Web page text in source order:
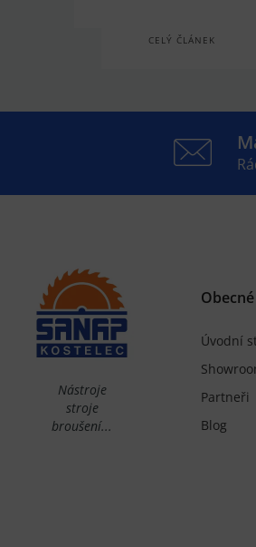
CELÝ ČLÁNEK
Nástroje
stroje
broušení...
Obecné
Úvodní
Partneři
Blog